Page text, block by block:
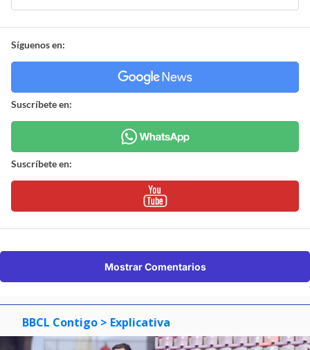
Síguenos en:
Suscríbete en:
Suscríbete en:
Mostrar Comentarios
BBCL Contigo > Explicativa